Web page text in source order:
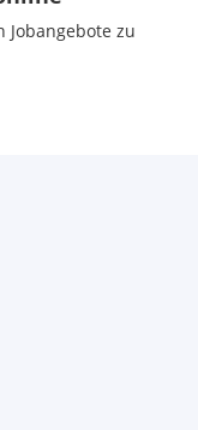
Jobangebote zu